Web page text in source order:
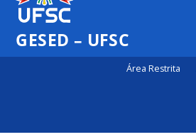
GESED – UFSC
Área Restrita